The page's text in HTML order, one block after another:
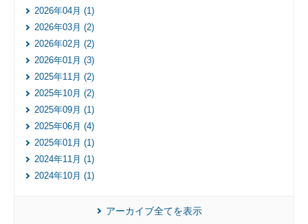
他
の
ハ
ン
オ
ン
支
援
再
生・
医療
2026年04月 (1)
2026年03月 (2)
2026年02月 (2)
2026年01月 (3)
2025年11月 (2)
2025年10月 (2)
2025年09月 (1)
2025年06月 (4)
2025年01月 (1)
2024年11月 (1)
2024年10月 (1)
アーカイブ全てを表示